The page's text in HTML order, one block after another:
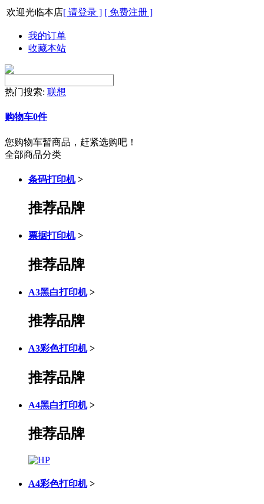
欢迎光临本店[ 请登录 ] [ 免费注册 ]
我的订单
收藏本站
热门搜索: 联想
购物车0件
您购物车暂商品，赶紧选购吧！
全部商品分类
条码打印机 >
推荐品牌
票据打印机 >
推荐品牌
A3黑白打印机 >
推荐品牌
A3彩色打印机 >
推荐品牌
A4黑白打印机 >
推荐品牌
A4彩色打印机 >